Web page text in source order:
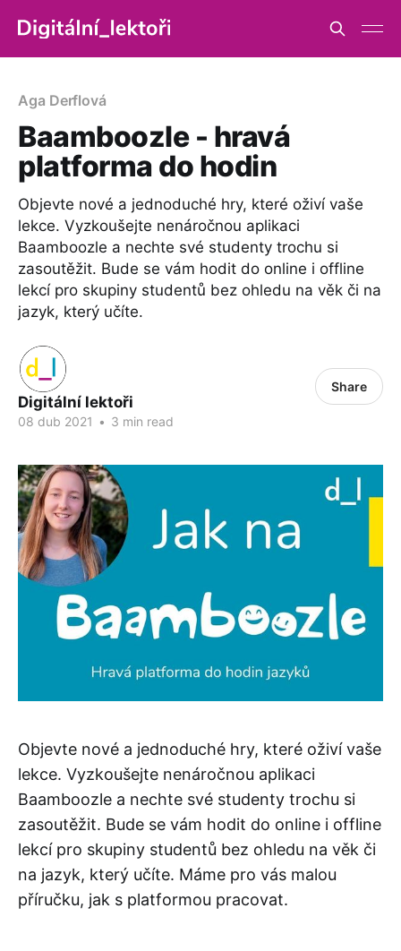
Aga Derflová
Baamboozle - hravá
platforma do hodin
Objevte nové a jednoduché hry, které oživí vaše
lekce. Vyzkoušejte nenáročnou aplikaci
Baamboozle a nechte své studenty trochu si
zasoutěžit. Bude se vám hodit do online i offline
lekcí pro skupiny studentů bez ohledu na věk či na
jazyk, který učíte.
Digitální lektoři
08 dub 2021 • 3 min read
Share
Objevte nové a jednoduché hry, které oživí vaše
lekce. Vyzkoušejte nenáročnou aplikaci
Baamboozle a nechte své studenty trochu si
zasoutěžit. Bude se vám hodit do online i offline
lekcí pro skupiny studentů bez ohledu na věk či
na jazyk, který učíte. Máme pro vás malou
příručku, jak s platformou pracovat.